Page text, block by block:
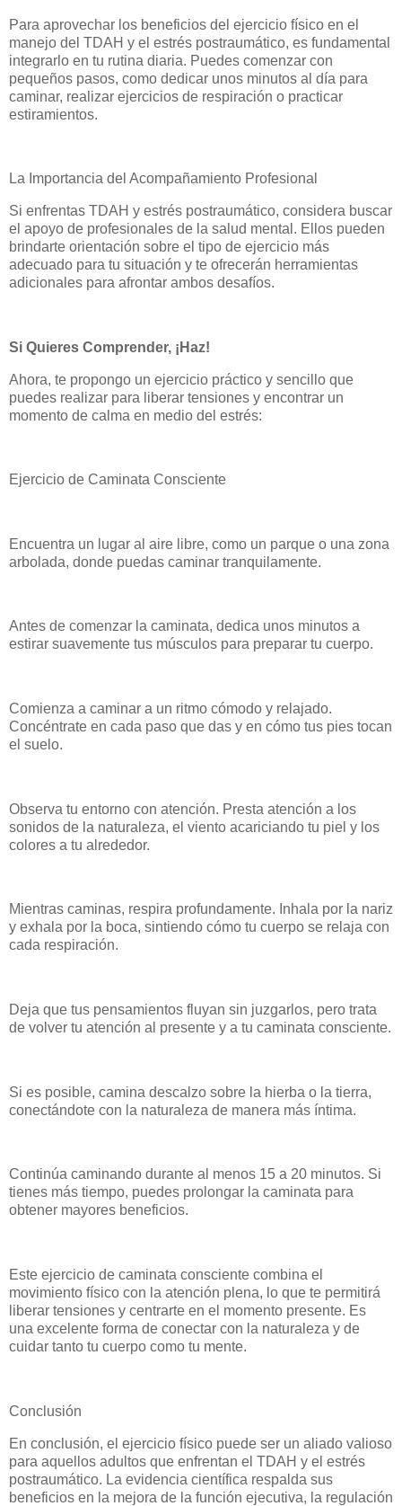
Para aprovechar los beneficios del ejercicio físico en el
manejo del TDAH y el estrés postraumático, es fundamental
integrarlo en tu rutina diaria. Puedes comenzar con
pequeños pasos, como dedicar unos minutos al día para
caminar, realizar ejercicios de respiración o practicar
estiramientos.
La Importancia del Acompañamiento Profesional
Si enfrentas TDAH y estrés postraumático, considera buscar
el apoyo de profesionales de la salud mental. Ellos pueden
brindarte orientación sobre el tipo de ejercicio más
adecuado para tu situación y te ofrecerán herramientas
adicionales para afrontar ambos desafíos.
Si Quieres Comprender, ¡Haz!
Ahora, te propongo un ejercicio práctico y sencillo que
puedes realizar para liberar tensiones y encontrar un
momento de calma en medio del estrés:
Ejercicio de Caminata Consciente
Encuentra un lugar al aire libre, como un parque o una zona
arbolada, donde puedas caminar tranquilamente.
Antes de comenzar la caminata, dedica unos minutos a
estirar suavemente tus músculos para preparar tu cuerpo.
Comienza a caminar a un ritmo cómodo y relajado.
Concéntrate en cada paso que das y en cómo tus pies tocan
el suelo.
Observa tu entorno con atención. Presta atención a los
sonidos de la naturaleza, el viento acariciando tu piel y los
colores a tu alrededor.
Mientras caminas, respira profundamente. Inhala por la nariz
y exhala por la boca, sintiendo cómo tu cuerpo se relaja con
cada respiración.
Deja que tus pensamientos fluyan sin juzgarlos, pero trata
de volver tu atención al presente y a tu caminata consciente.
Si es posible, camina descalzo sobre la hierba o la tierra,
conectándote con la naturaleza de manera más íntima.
Continúa caminando durante al menos 15 a 20 minutos. Si
tienes más tiempo, puedes prolongar la caminata para
obtener mayores beneficios.
Este ejercicio de caminata consciente combina el
movimiento físico con la atención plena, lo que te permitirá
liberar tensiones y centrarte en el momento presente. Es
una excelente forma de conectar con la naturaleza y de
cuidar tanto tu cuerpo como tu mente.
Conclusión
En conclusión, el ejercicio físico puede ser un aliado valioso
para aquellos adultos que enfrentan el TDAH y el estrés
postraumático. La evidencia científica respalda sus
beneficios en la mejora de la función ejecutiva, la regulación